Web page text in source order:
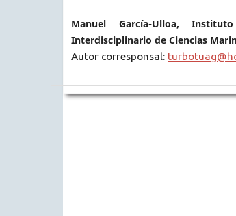
Manuel García-Ulloa,
Interdisciplinario de Ciencias
Autor corresponsal: